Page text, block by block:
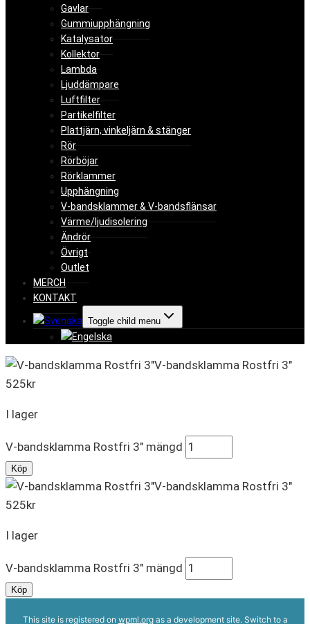
Gavlar
Gummiupphängning
Katalysator
Kollektor
Lambda
Ljuddämpare
Luftfilter
Partikelfilter
Plattjärn, vinkeljärn & stänger
Rör
Rörböjar
Rörklammer
Upphängning
V-bandsklammer & V-bandsflänsar
Värme/ljudisolering
Ändrör
Övrigt
Outlet
MERCH
KONTAKT
Toggle child menu
V-bandsklamma Rostfri 3″
525kr
I lager
V-bandsklamma Rostfri 3" mängd
Köp
V-bandsklamma Rostfri 3″
525kr
I lager
V-bandsklamma Rostfri 3" mängd
Köp
This site is registered on wpml.orgas a development site. Switch to a